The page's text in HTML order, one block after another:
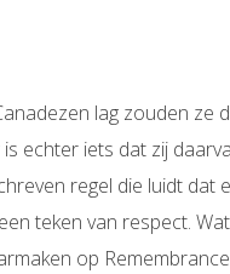
lag zouden ze
echter iets dat zij
regel die luidt dat
teken van respect.
op